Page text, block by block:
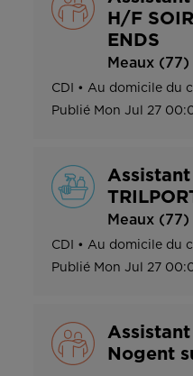
H/F
ENDS
Meaux (77)
CDI • Au domicile du
Publié Mon Jul 27
Meaux (77)
CDI • Au domicile du
Publié Mon Jul 27
Nogent